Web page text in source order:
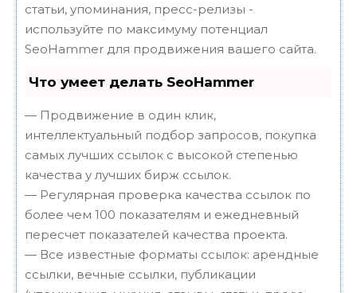
статьи, упоминания, пресс-релизы -
используйте по максимуму потенциал
SeoHammer для продвижения вашего сайта.
Что умеет делать SeoHammer
— Продвижение в один клик,
интеллектуальный подбор запросов, покупка
самых лучших ссылок с высокой степенью
качества у лучших бирж ссылок.
— Регулярная проверка качества ссылок по
более чем 100 показателям и ежедневный
пересчет показателей качества проекта.
— Все известные форматы ссылок: арендные
ссылки, вечные ссылки, публикации